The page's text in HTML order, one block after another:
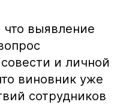
выявление
и личной
виновник уже
сотрудников